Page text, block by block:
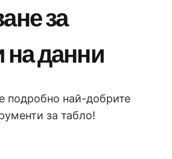
за
на данни
подробно най-добрите
за табло!